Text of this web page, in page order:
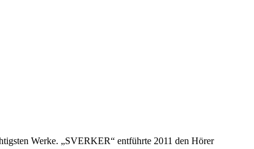
Werke. „SVERKER“ entführte 2011 den Hörer